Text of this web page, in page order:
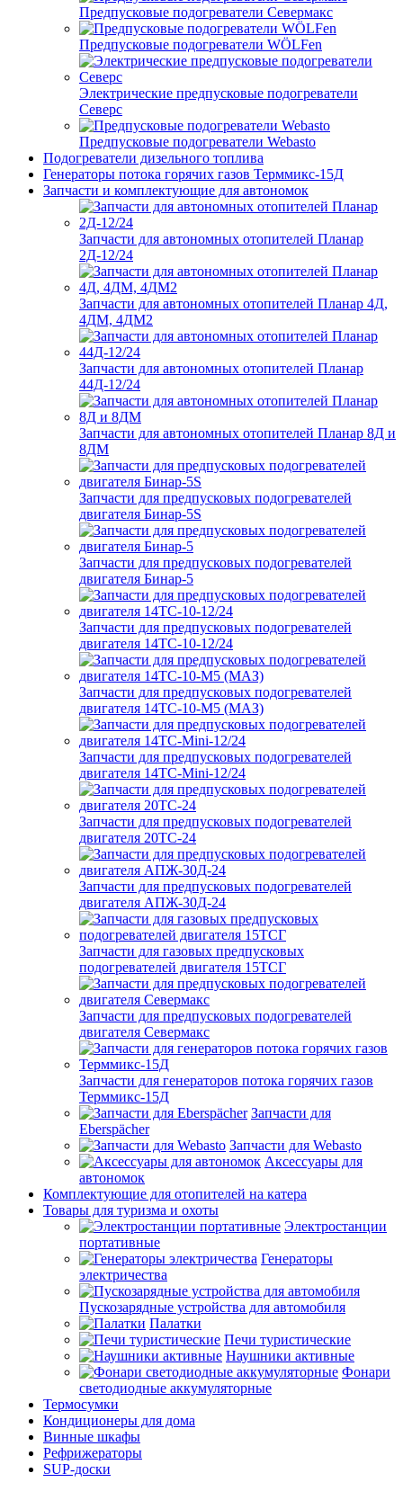
Предпусковые подогреватели Севермакс
Предпусковые подогреватели WÖLFen
Электрические предпусковые подогреватели
Северс
Предпусковые подогреватели Webasto
Подогреватели дизельного топлива
Генераторы потока горячих газов Терммикс-15Д
Запчасти и комплектующие для автономок
Запчасти для автономных отопителей Планар
2Д-12/24
Запчасти для автономных отопителей Планар 4Д,
4ДМ, 4ДМ2
Запчасти для автономных отопителей Планар
44Д-12/24
Запчасти для автономных отопителей Планар 8Д и
8ДМ
Запчасти для предпусковых подогревателей
двигателя Бинар-5S
Запчасти для предпусковых подогревателей
двигателя Бинар-5
Запчасти для предпусковых подогревателей
двигателя 14ТС-10-12/24
Запчасти для предпусковых подогревателей
двигателя 14ТС-10-М5 (МАЗ)
Запчасти для предпусковых подогревателей
двигателя 14ТС-Mini-12/24
Запчасти для предпусковых подогревателей
двигателя 20ТС-24
Запчасти для предпусковых подогревателей
двигателя АПЖ-30Д-24
Запчасти для газовых предпусковых
подогревателей двигателя 15ТСГ
Запчасти для предпусковых подогревателей
двигателя Севермакс
Запчасти для генераторов потока горячих газов
Терммикс-15Д
Запчасти для
Eberspächer
Запчасти для Webasto
Аксессуары для
автономок
Комплектующие для отопителей на катера
Товары для туризма и охоты
Электростанции
портативные
Генераторы
электричества
Пускозарядные устройства для автомобиля
Палатки
Печи туристические
Наушники активные
Фонари
светодиодные аккумуляторные
Термосумки
Кондиционеры для дома
Винные шкафы
Рефрижераторы
SUP-доски